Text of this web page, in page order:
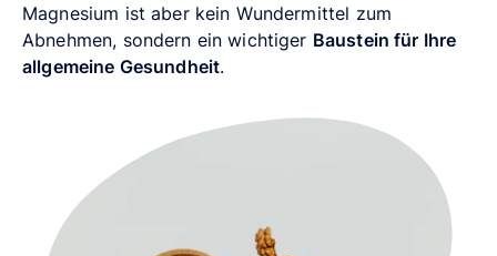
Magnesium ist aber kein Wundermittel zum
Abnehmen, sondern ein wichtiger Baustein für Ihre
allgemeine Gesundheit.